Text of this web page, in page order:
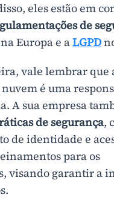
eles estão em
de
Europa e aLGPD
vale lembrar que
é uma
A sua empresa
de segurança,
de identidade e
para os
visando garantir a